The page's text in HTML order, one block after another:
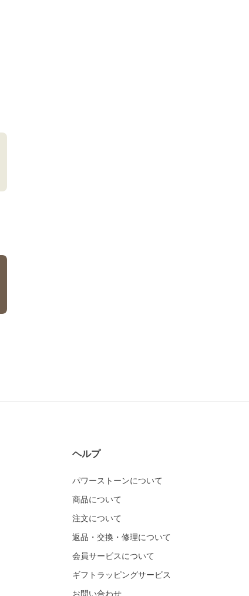
ヘルプ
パワーストーンについて
商品について
注文について
返品・交換・修理について
会員サービスについて
ギフトラッピングサービス
お問い合わせ